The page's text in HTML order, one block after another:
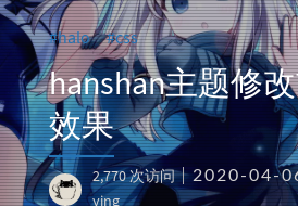
halo css
hanshan主题修
效果
2,770 次访问 2020-04-
ying